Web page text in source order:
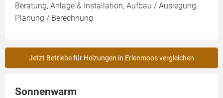
Beratung, Anlage & Installation, Aufbau / Auslegung,
Planung / Berechnung
Jetzt Betriebe für Heizungen in Erlenmoos vergleichen
Sonnenwarm